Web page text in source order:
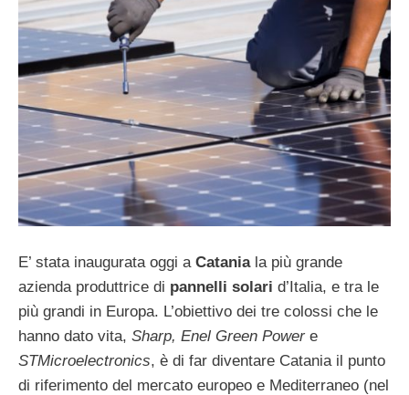
E’ stata inaugurata oggi a Catania la più grande
azienda produttrice di pannelli solari d’Italia, e tra le
più grandi in Europa. L’obiettivo dei tre colossi che le
hanno dato vita, Sharp, Enel Green Powere
STMicroelectronics, è di far diventare Catania il punto
di riferimento del mercato europeo e Mediterraneo (nel